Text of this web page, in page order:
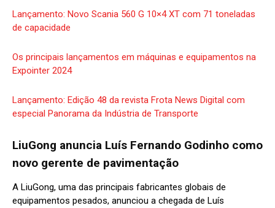
Lançamento: Novo Scania 560 G 10×4 XT com 71 toneladas
de capacidade
Os principais lançamentos em máquinas e equipamentos na
Expointer 2024
Lançamento: Edição 48 da revista Frota News Digital com
especial Panorama da Indústria de Transporte
LiuGong anuncia Luís Fernando Godinho como
novo gerente de pavimentação
A LiuGong, uma das principais fabricantes globais de
equipamentos pesados, anunciou a chegada de Luís